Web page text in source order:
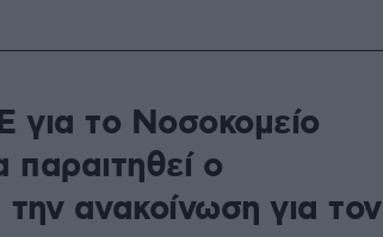
για το Νοσοκομείο
ο
την ανακοίνωση για τον